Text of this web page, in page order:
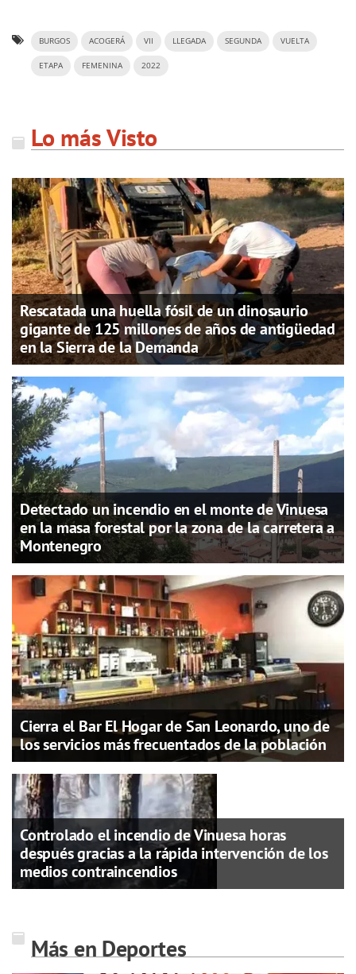
BURGOS ACOGERÁ VII LLEGADA SEGUNDA VUELTA
ETAPA FEMENINA 2022
Lo más Visto
Rescatada una huella fósil de un dinosaurio
gigante de 125 millones de años de antigüedad
en la Sierra de la Demanda
Detectado un incendio en el monte de Vinuesa
en la masa forestal por la zona de la carretera a
Montenegro
Cierra el Bar El Hogar de San Leonardo, uno de
los servicios más frecuentados de la población
Controlado el incendio de Vinuesa horas
después gracias a la rápida intervención de los
medios contraincendios
Más en Deportes